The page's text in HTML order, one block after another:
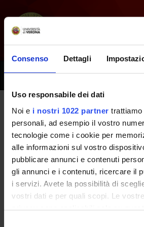
Consenso Dettagli
Uso responsabile dei dati
Noi e i nostri 1022 partner
personali, ad esempio il vostro
tecnologie come i cookie per
alle informazioni sul vostro
pubblicare annunci e contenuti
gli annunci e i contenuti, ricercare il
i servizi. Avete la possibilità di
vostri dati e per quali scopi. Le
privacy sono applicabili solo su
Tutti i prossimi
Farmacologia,
emergenza in
(2020/2021)
Home Didattica Seminari